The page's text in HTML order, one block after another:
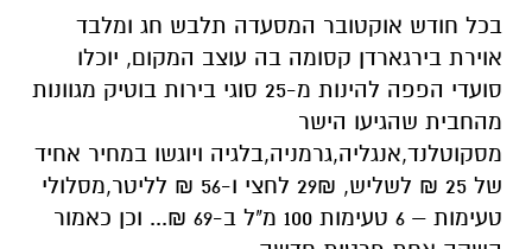
בכל חודש אוקטובר המסעדה תלבש חג ומלבד
אוירת בירגארדן קסומה בה עוצב המקום, יוכלו
סועדי הפפה להינות מ-25 סוגי בירות בוטיק מגוונות
מהחבית שהגיעו הישר
מסקוטלנד,אנגליה,גרמניה,בלגיה ויוגשו במחיר אחיד
של 25 ₪ לשליש, 29₪ לחצי ו-56 ₪ לליטר,מסלולי
טעימות – 6 טעימות 100 מ"ל ב-69 ₪... וכן כאמור